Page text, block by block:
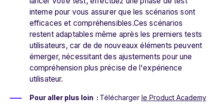
interne pour vous assurer que les scénarios sont
efficaces et compréhensibles.Ces scénarios
restent adaptables même après les premiers tests
utilisateurs, car de de nouveaux éléments peuvent
émerger, nécessitant des ajustements pour une
compréhension plus précise de l'expérience
utilisateur.
Pour aller plus loin : Télécharger le Product Academy